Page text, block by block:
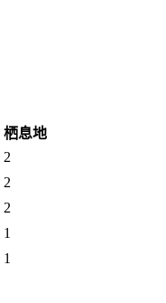
栖息地
2
2
2
1
1